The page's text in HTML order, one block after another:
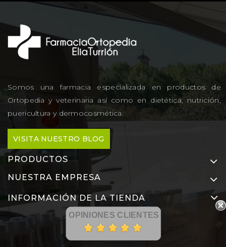
Somos una farmacia especializada en productos de
Ortopedia y veterinaria así como en dietética, nutrición,
puericultura y dermocosmética.
VISITA NUESTRO BLOG
PRODUCTOS
NUESTRA EMPRESA
INFORMACIÓN DE LA TIENDA
OPINIONES CLIENTES